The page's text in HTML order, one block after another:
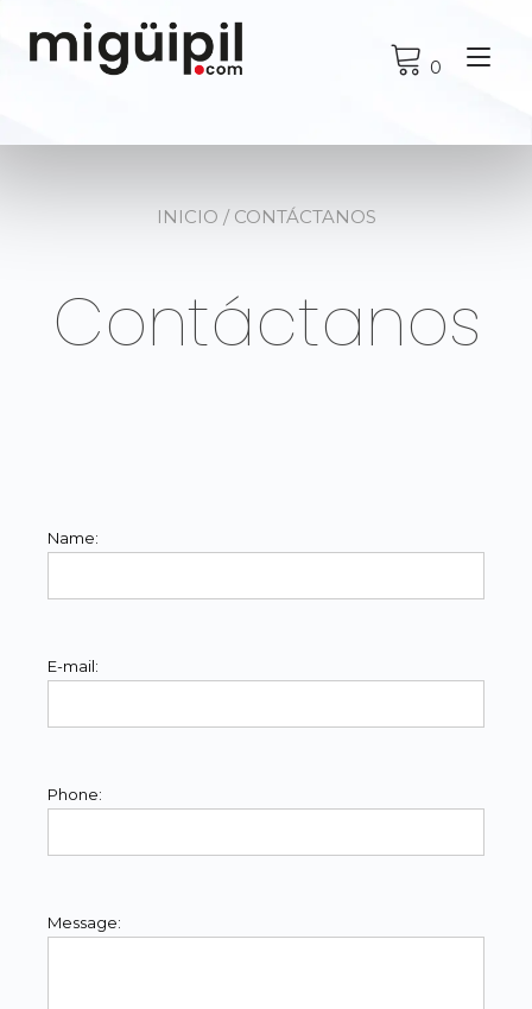
0
INICIO / CONTÁCTANOS
Contáctanos
Name:
E-mail:
Phone:
Message: